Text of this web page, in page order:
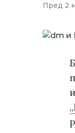
Пред 2